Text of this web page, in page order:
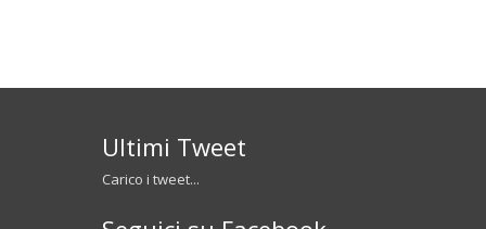
Ultimi Tweet
Carico i tweet...